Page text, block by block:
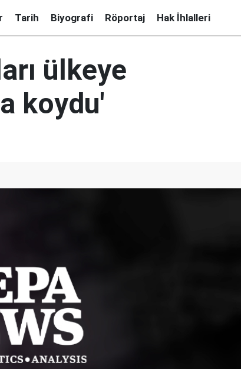
Tarih Biyografi Röportaj Hak İhlalleri
ülkeye
koydu'